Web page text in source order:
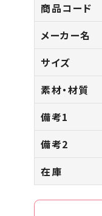
商品コード
メーカー名
サイズ
素材・材質
備考1
備考2
在庫